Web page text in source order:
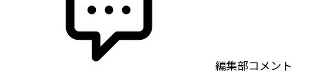
編集部コメント